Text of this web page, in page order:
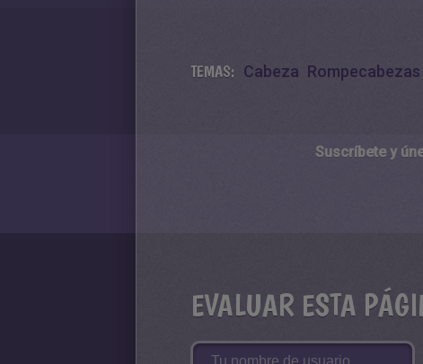
TEMAS: Cabeza Rompecabezas
Suscríbete y
EVALUAR ESTA